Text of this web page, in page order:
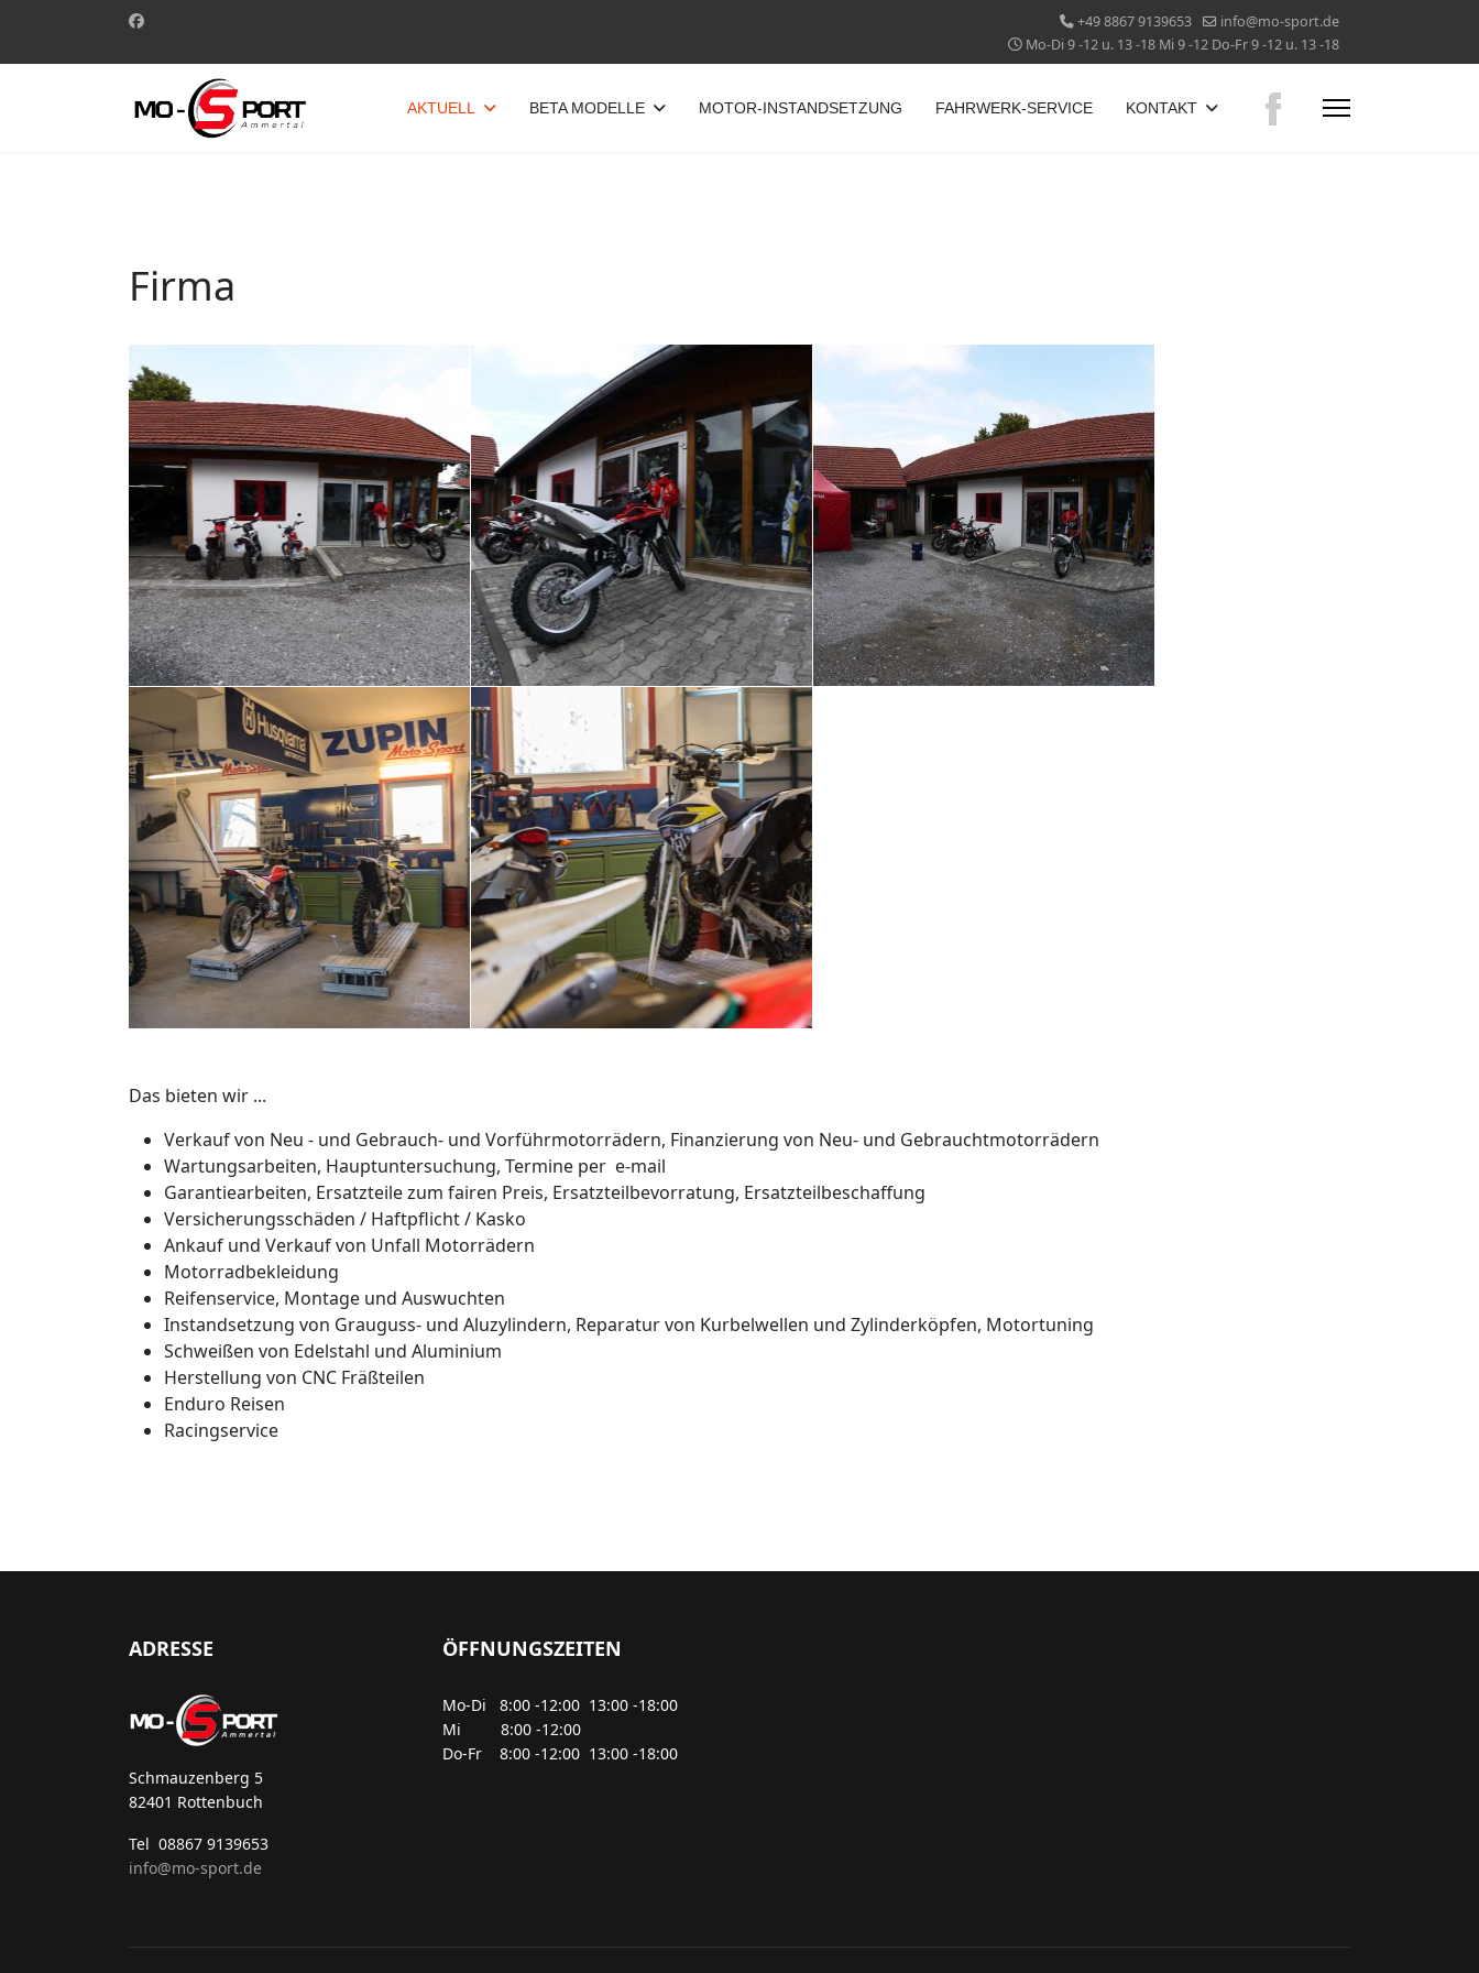
+49 8867 9139653
info@mo-sport.de
Mo-Di 9 -12 u. 13 -18 Mi 9 -12 Do-Fr 9 -12 u. 13 -18
AKTUELL BETA MODELLE MOTOR-INSTANDSETZUNG FAHRWERK-SERVICE KONTAKT
Firma
Das bieten wir ...
Verkauf von Neu - und Gebrauch- und Vorführmotorrädern, Finanzierung von Neu- und Gebrauchtmotorrädern
Wartungsarbeiten, Hauptuntersuchung, Termine per e-mail
Garantiearbeiten, Ersatzteile zum fairen Preis, Ersatzteilbevorratung, Ersatzteilbeschaffung
Versicherungsschäden / Haftpflicht / Kasko
Ankauf und Verkauf von Unfall Motorrädern
Motorradbekleidung
Reifenservice, Montage und Auswuchten
Instandsetzung von Grauguss- und Aluzylindern, Reparatur von Kurbelwellen und Zylinderköpfen, Motortuning
Schweißen von Edelstahl und Aluminium
Herstellung von CNC Fräßteilen
Enduro Reisen
Racingservice
ADRESSE
Schmauzenberg 5
82401 Rottenbuch
Tel 08867 9139653
info@mo-sport.de
ÖFFNUNGSZEITEN
Mo-Di 8:00 -12:00 13:00 -18:00
Mi 8:00 -12:00
Do-Fr 8:00 -12:00 13:00 -18:00